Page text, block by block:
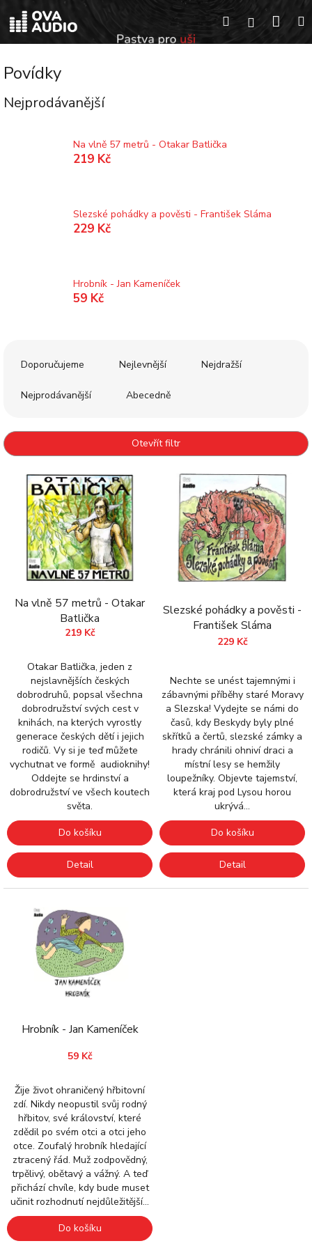
na
obsah
HledatPřihlášení
Povídky
Nejprodávanější
Na vlně 57 metrů - Otakar Batlička
219 Kč
Slezské pohádky a pověsti - František Sláma
229 Kč
Hrobník - Jan Kameníček
59 Kč
p
r
Doporučujeme Nejlevnější Nejdražší
Nejprodávanější Abecedně
Otevřít filtr
Na vlně 57 metrů - Otakar
Batlička
219 Kč
Otakar Batlička, jeden z
nejslavnějších českých
dobrodruhů, popsal všechna
dobrodružství svých cest v
knihách, na kterých vyrostly
generace českých dětí i jejich
rodičů. Vy si je teď můžete
vychutnat ve formě audioknihy!
Oddejte se hrdinství a
dobrodružství ve všech koutech
světa.
Do košíku
Detail
Slezské pohádky a pověsti -
František Sláma
229 Kč
Nechte se unést tajemnými i
zábavnými příběhy staré Moravy
a Slezska! Vydejte se námi do
časů, kdy Beskydy byly plné
skřítků a čertů, slezské zámky a
hrady chránili ohniví draci a
místní lesy se hemžily
loupežníky. Objevte tajemství,
která kraj pod Lysou horou
ukrývá…
Do košíku
Detail
Hrobník - Jan Kameníček
59 Kč
Žije život ohraničený hřbitovní
zdí. Nikdy neopustil svůj rodný
hřbitov, své království, které
zdědil po svém otci a otci jeho
otce. Zoufalý hrobník hledající
ztracený řád. Muž zodpovědný,
trpělivý, obětavý a vážný. A teď
přichází chvíle, kdy bude muset
učinit rozhodnutí nejdůležitější...
Do košíku